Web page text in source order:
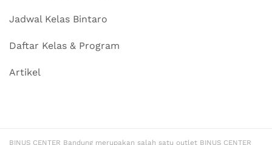
Jadwal Kelas Bintaro
Daftar Kelas & Program
Artikel
BINUS CENTER Bandung merupakan salah satu outlet BINUS CENTER